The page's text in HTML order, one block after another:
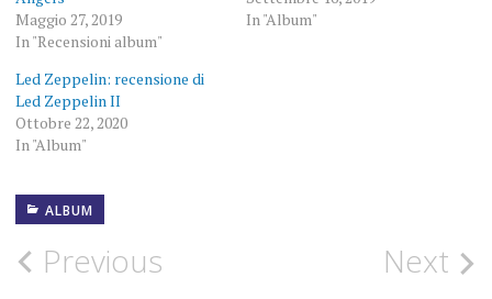
Maggio 27, 2019
In "Recensioni album"
In "Album"
Led Zeppelin: recensione di
Led Zeppelin II
Ottobre 22, 2020
In "Album"
ALBUM
9
NOVEMBRE
Post
Previous Next